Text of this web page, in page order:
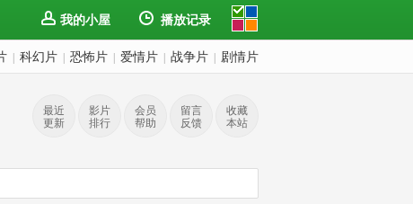
我的小屋 播放记录
科幻片 恐怖片 爱情片 战争片 剧情片
最近
更新
影片
排行
会员
帮助
留言
反馈
收藏
本站